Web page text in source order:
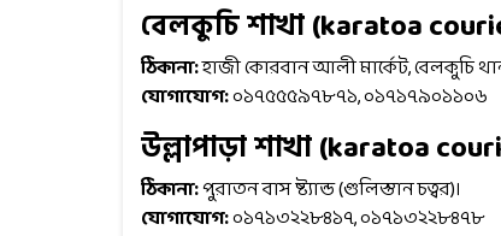
বেলকুচি শাখা(karatoa
ঠিকানা:হাজী কোরবান আলী মার্কেট, বেলকুচি
যোগাযোগ:০১৭৫৫৫৯৭৮৭১, ০১৭১৭৯০১১০৬
উল্লাপাড়া শাখা(karatoa
ঠিকানা:পুরাতন বাস ষ্ট্যান্ড (গুলিস্তান চত্বর)।
যোগাযোগ:০১৭১৩২২৮৪১৭, ০১৭১৩২২৮৪৭৮